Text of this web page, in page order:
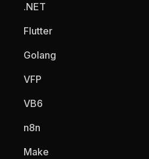
.NET
Flutter
Golang
VFP
VB6
n8n
Make